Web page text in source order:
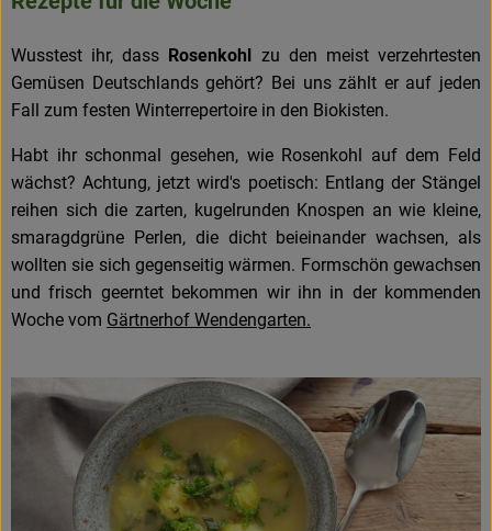
Wusstest ihr, dass Rosenkohl zu den meist verzehrtesten
Gemüsen Deutschlands gehört? Bei uns zählt er auf jeden
Fall zum festen Winterrepertoire in den Biokisten.
Habt ihr schonmal gesehen, wie Rosenkohl auf dem Feld
wächst? Achtung, jetzt wird's poetisch: Entlang der Stängel
reihen sich die zarten, kugelrunden Knospen an wie kleine,
smaragdgrüne Perlen, die dicht beieinander wachsen, als
wollten sie sich gegenseitig wärmen. Formschön gewachsen
und frisch geerntet bekommen wir ihn in der kommenden
Woche vom Gärtnerhof Wendengarten.